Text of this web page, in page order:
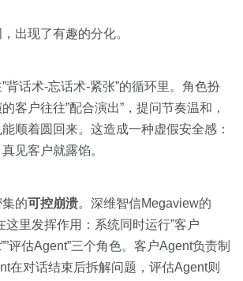
出现了有趣的分化。
背话术-忘话术-紧张”的循环里。角色扮
客户往往”配合演出”，提问节奏温和，
顺着圆回来。这造成一种虚假安全感：
见客户就露馅。
的可控崩溃。深维智信Megaview的
这里发挥作用：系统同时运行”客户
评估Agent”三个角色。客户Agent负责制
在对话结束后拆解问题，评估Agent则